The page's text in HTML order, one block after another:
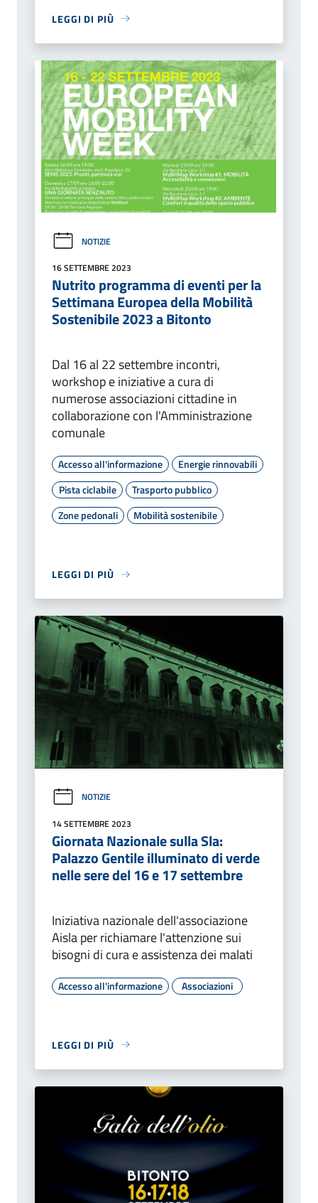
LEGGI DI PIÙ
NOTIZIE
16 SETTEMBRE 2023
Nutrito programma di eventi per la
Settimana Europea della Mobilità
Sostenibile 2023 a Bitonto
Dal 16 al 22 settembre incontri,
workshop e iniziative a cura di
numerose associazioni cittadine in
collaborazione con l'Amministrazione
comunale
Accesso all'informazione
Energie rinnovabili
Pista ciclabile
Trasporto pubblico
Zone pedonali
Mobilità sostenibile
LEGGI DI PIÙ
NOTIZIE
14 SETTEMBRE 2023
Giornata Nazionale sulla Sla:
Palazzo Gentile illuminato di verde
nelle sere del 16 e 17 settembre
Iniziativa nazionale dell'associazione
Aisla per richiamare l'attenzione sui
bisogni di cura e assistenza dei malati
Accesso all'informazione Associazioni
LEGGI DI PIÙ